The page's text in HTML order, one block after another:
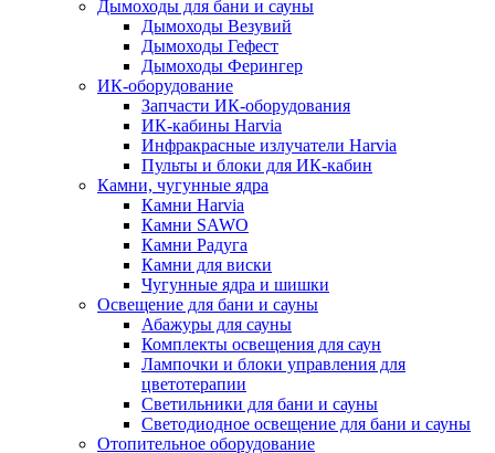
Дымоходы для бани и сауны
Дымоходы Везувий
Дымоходы Гефест
Дымоходы Ферингер
ИК-оборудование
Запчасти ИК-оборудования
ИК-кабины Harvia
Инфракрасные излучатели Harvia
Пульты и блоки для ИК-кабин
Камни, чугунные ядра
Камни Harvia
Камни SAWO
Камни Радуга
Камни для виски
Чугунные ядра и шишки
Освещение для бани и сауны
Абажуры для сауны
Комплекты освещения для саун
Лампочки и блоки управления для
цветотерапии
Светильники для бани и сауны
Светодиодное освещение для бани и сауны
Отопительное оборудование